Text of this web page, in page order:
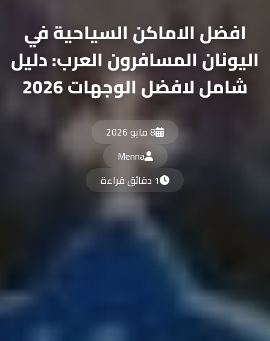
افضل الاماكن السياحية في
اليونان المسافرون العرب: دليل
شامل لافضل الوجهات 2026
8 مايو 2026
Menna
1 دقائق قراءة